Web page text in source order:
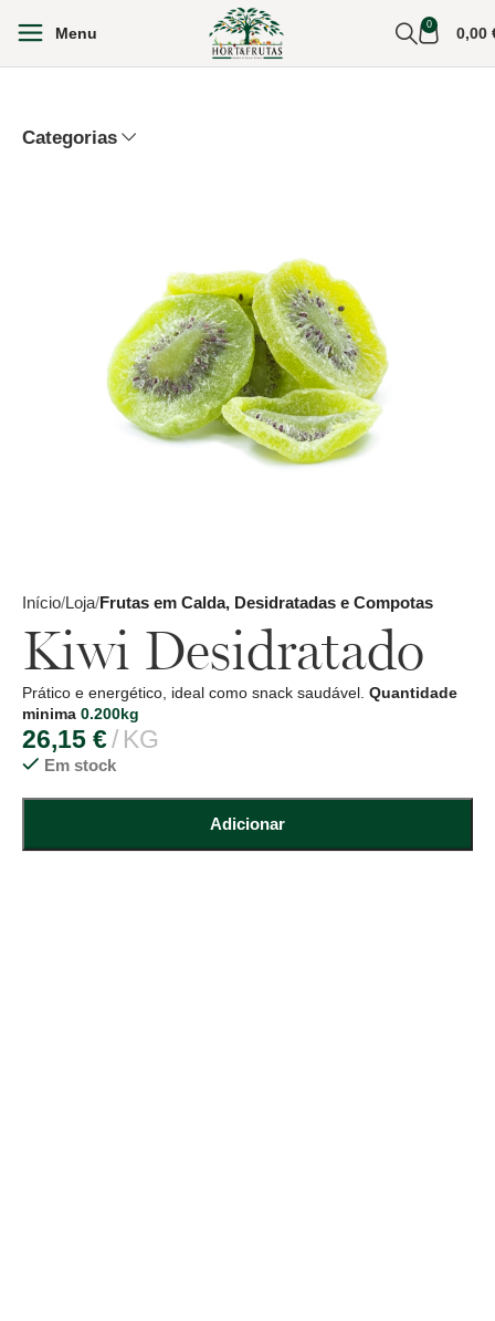
Menu 0 0,00
Categorias
Início Loja Frutas em Calda, Desidratadas e Compotas
Kiwi Desidratado
Prático e energético, ideal como snack saudável. Quantidade
minima 0.200kg
26,15 € KG
Em stock
Adicionar